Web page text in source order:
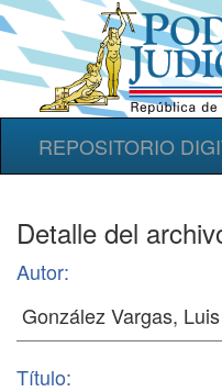
REPOSITORIO
Detalle del
Autor:
Título: